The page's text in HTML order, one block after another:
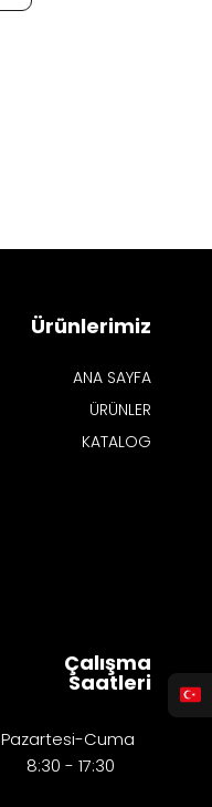
Ürünlerimiz
ANA SAYFA
ÜRÜNLER
KATALOG
Çalışma
Saatleri
Pazartesi-Cuma
8:30 - 17:30​​